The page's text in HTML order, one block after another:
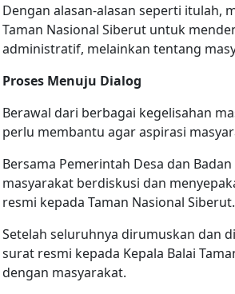
Dengan alasan-alasan seperti itulah,
Taman Nasional Siberut untuk
administratif, melainkan tentang
Proses Menuju Dialog
Berawal dari berbagai kegelisahan
perlu membantu agar aspirasi
Bersama Pemerintah Desa dan
masyarakat berdiskusi dan
resmi kepada Taman Nasional Siberut.
Setelah seluruhnya dirumuskan dan
surat resmi kepada Kepala Balai
dengan masyarakat.